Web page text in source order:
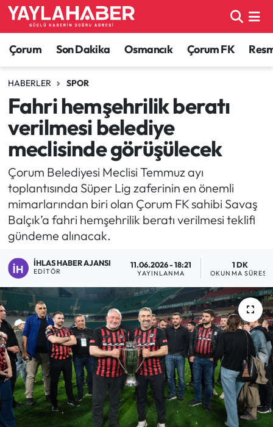
Çorum Son Dakika Osmancık Çorum FK
HABERLER SPOR
Fahri hemşehrilik beratı
verilmesi belediye
meclisinde görüşülecek
Çorum Belediyesi Meclisi Temmuz ayı
toplantısında Süper Lig zaferinin en önemli
mimarlarından biri olan Çorum FK sahibi Savaş
Balçık’a fahri hemşehrilik beratı verilmesi teklifi
gündeme alınacak.
İHLAS HABER AJANSI
EDITÖR
11.06.2026 - 18:21
YAYINLANMA
1 DK
OKUNMA SÜRESI
Alaca Haberleri
Bayat Haberleri
Bilgi - Keşfet Haberleri
Bilim ve Teknoloji
Boğazkale Haberleri
Çorum Haberleri
Çorum Son Dakika Haberleri
Dodurga Haberleri
Eğitim
Ekonomi
Güncel
İskilip Haberleri
Kargı Haberleri
Çorum Nöbetçi Eczaneler
Çorum Hava Durumu
Çorum Namaz Vakitleri
Çorum Trafik Yoğunluk Haritası
TFF 1.Lig Puan Durumu ve Fikstür
Tüm Manşetler
Son Dakika Haberleri
Haber Arşivi